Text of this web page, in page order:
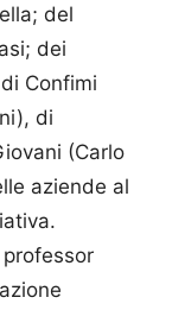
del
dei
Confimi
di
(Carlo
aziende al
professor